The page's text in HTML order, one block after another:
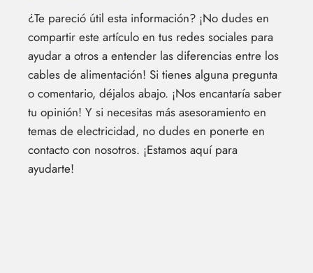
¿Te pareció útil esta información? ¡No dudes en
compartir este artículo en tus redes sociales para
ayudar a otros a entender las diferencias entre los
cables de alimentación! Si tienes alguna pregunta
o comentario, déjalos abajo. ¡Nos encantaría saber
tu opinión! Y si necesitas más asesoramiento en
temas de electricidad, no dudes en ponerte en
contacto con nosotros. ¡Estamos aquí para
ayudarte!